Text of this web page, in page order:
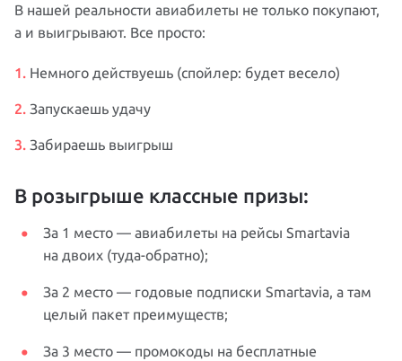
В нашей реальности авиабилеты не только покупают,
а и выигрывают. Все просто:
Немного действуешь (спойлер: будет весело)
Запускаешь удачу
Забираешь выигрыш
В розыгрыше классные призы:
За 1 место — авиабилеты на рейсы Smartavia
на двоих (туда-обратно);
За 2 место — годовые подписки Smartavia, а там
целый пакет преимуществ;
За 3 место — промокоды на бесплатные